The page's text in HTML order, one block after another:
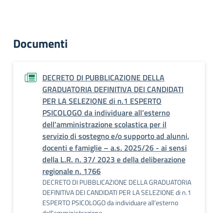
Documenti
DECRETO DI PUBBLICAZIONE DELLA
GRADUATORIA DEFINITIVA DEI CANDIDATI
PER LA SELEZIONE di n.1 ESPERTO
PSICOLOGO da individuare all’esterno
dell’amministrazione scolastica per il
servizio di sostegno e/o supporto ad alunni,
docenti e famiglie – a.s. 2025/26 - ai sensi
della L.R. n. 37/ 2023 e della deliberazione
regionale n. 1766
DECRETO DI PUBBLICAZIONE DELLA GRADUATORIA
DEFINITIVA DEI CANDIDATI PER LA SELEZIONE di n.1
ESPERTO PSICOLOGO da individuare all’esterno